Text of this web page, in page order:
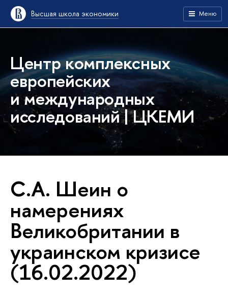
Высшая школа экономики Меню
Центр комплексных
европейских
и международных
исследований | ЦКЕМИ
С.А. Шеин о
намерениях
Великобритании в
украинском кризисе
(16.02.2022)